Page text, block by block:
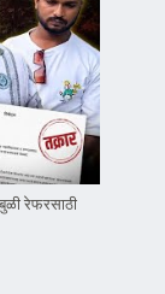
रेफरसाठी